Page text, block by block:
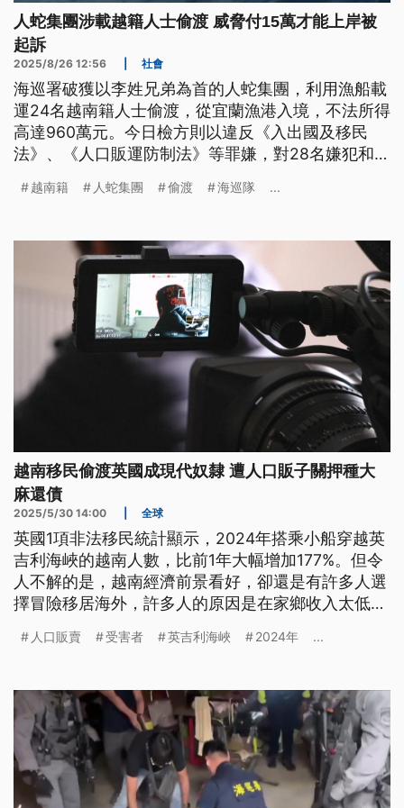
人蛇集團涉載越籍人士偷渡 威脅付15萬才能上岸被
起訴
2025/8/26 12:56 社會
海巡署破獲以李姓兄弟為首的人蛇集團，利用漁船載
運24名越南籍人士偷渡，從宜蘭漁港入境，不法所得
高達960萬元。今日檢方則以違反《入出國及移民
法》、《人口販運防制法》等罪嫌，對28名嫌犯和越
越南籍 人蛇集團 偷渡 海巡隊 ...
越南移民偷渡英國成現代奴隸 遭人口販子關押種大
麻還債
2025/5/30 14:00 全球
英國1項非法移民統計顯示，2024年搭乘小船穿越英
吉利海峽的越南人數，比前1年大幅增加177%。但令
人不解的是，越南經濟前景看好，卻還是有許多人選
擇冒險移居海外，許多人的原因是在家鄉收入太低或
大麻等非法工作。這些被稱為「現代奴隸」的人口販
人口販賣 受害者 英吉利海峽 2024年 ...